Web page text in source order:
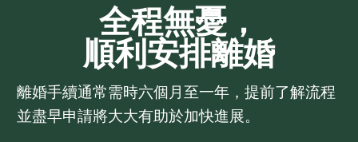
全程無憂，
順利安排離婚
離婚手續通常需時六個月至一年，提前了解流程
並盡早申請將大大有助於加快進展。